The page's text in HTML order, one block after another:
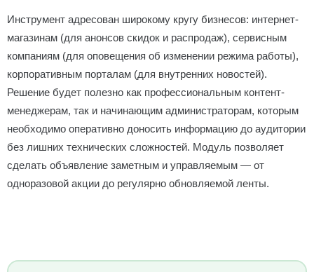
Инструмент адресован широкому кругу бизнесов: интернет-
магазинам (для анонсов скидок и распродаж), сервисным
компаниям (для оповещения об изменении режима работы),
корпоративным порталам (для внутренних новостей).
Решение будет полезно как профессиональным контент-
менеджерам, так и начинающим администраторам, которым
необходимо оперативно доносить информацию до аудитории
без лишних технических сложностей. Модуль позволяет
сделать объявление заметным и управляемым — от
одноразовой акции до регулярно обновляемой ленты.